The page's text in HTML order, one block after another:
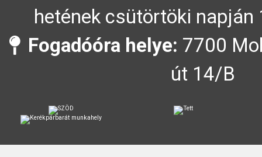
hetének csütörtöki napján
Fogadóóra helye: 7700
út 14/B